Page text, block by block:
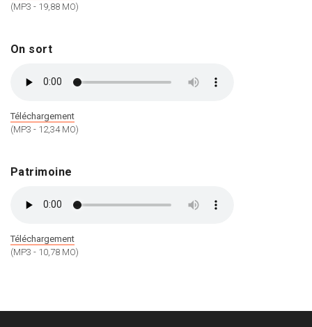
(MP3 - 19,88 MO)
On sort
Téléchargement
(MP3 - 12,34 MO)
Patrimoine
Téléchargement
(MP3 - 10,78 MO)